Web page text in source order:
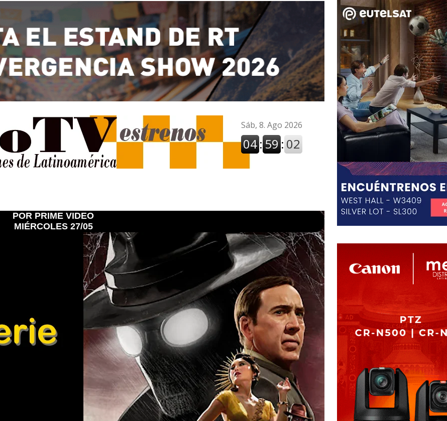
POR PRIME VIDEO
MIÉRCOLES 27/05